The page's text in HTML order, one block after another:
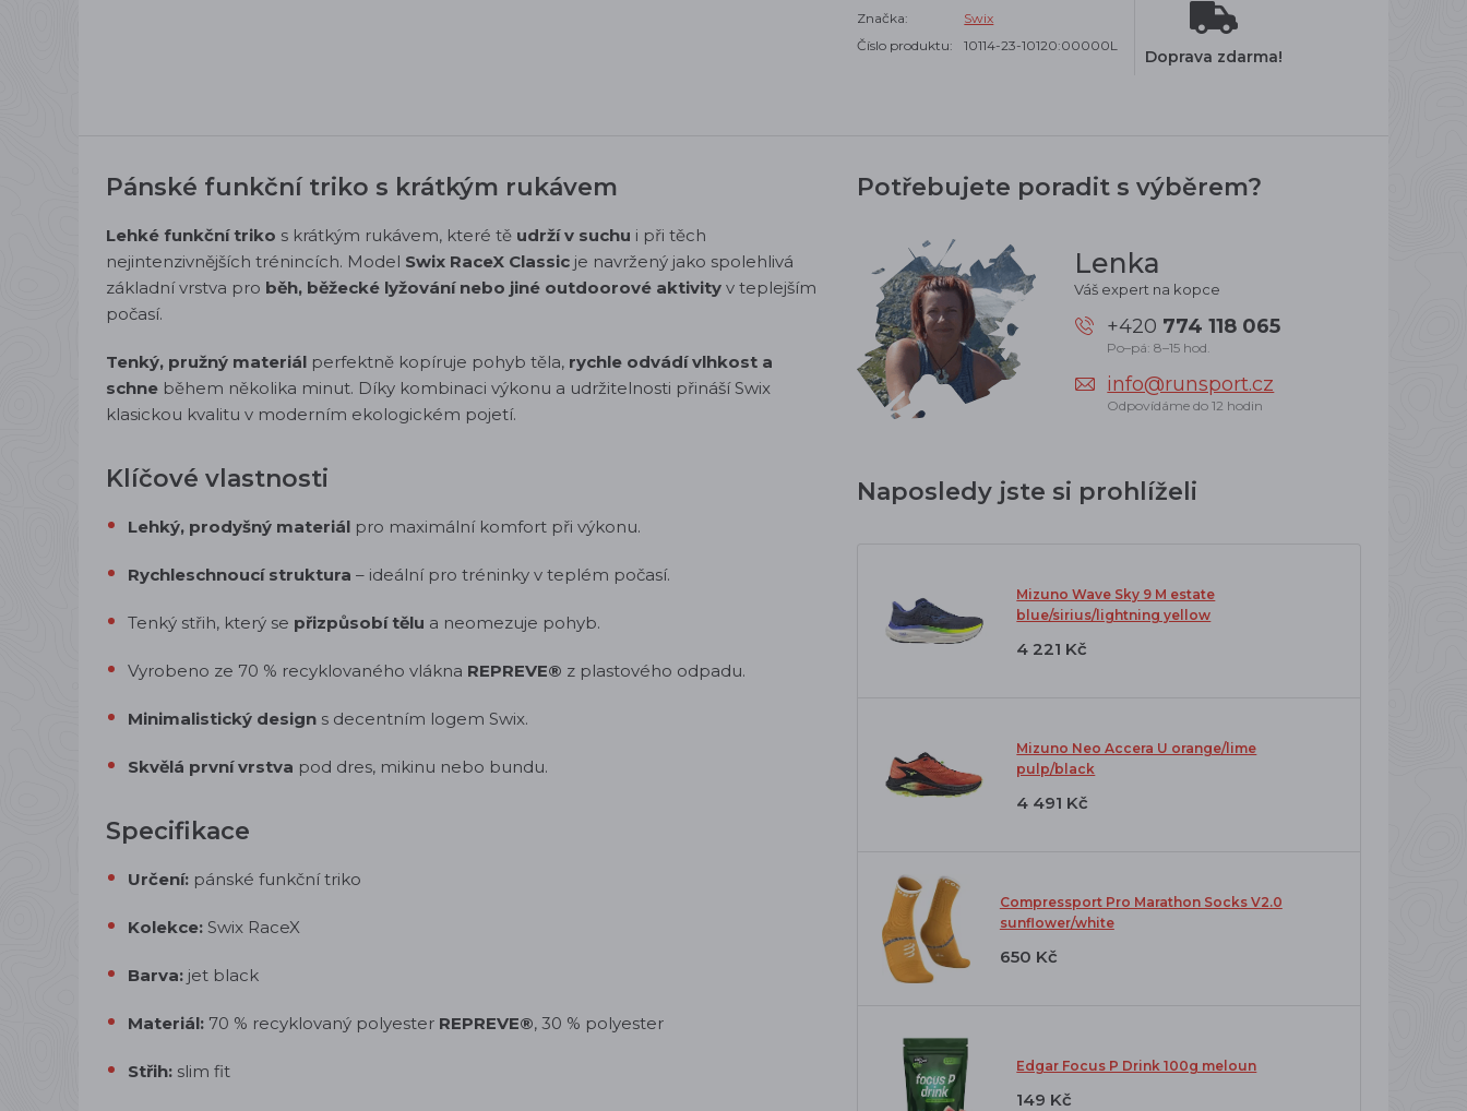
Značka:
Swix
Číslo produktu:
10114-23-10120:00000L
Doprava zdarma!
Pánské funkční triko s krátkým rukávem
Lehké funkční triko s krátkým rukávem, které tě udrží v suchu i při těch
nejintenzivnějších trénincích. Model Swix RaceX Classic je navržený jako spolehlivá
základní vrstva pro běh, běžecké lyžování nebo jiné outdoorové aktivity v teplejším
počasí.
Tenký, pružný materiál perfektně kopíruje pohyb těla, rychle odvádí vlhkost a
schne během několika minut. Díky kombinaci výkonu a udržitelnosti přináší Swix
klasickou kvalitu v moderním ekologickém pojetí.
Klíčové vlastnosti
Lehký, prodyšný materiál pro maximální komfort při výkonu.
Rychleschnoucí struktura – ideální pro tréninky v teplém počasí.
Tenký střih, který se přizpůsobí tělu a neomezuje pohyb.
Vyrobeno ze 70 % recyklovaného vlákna REPREVE® z plastového odpadu.
Minimalistický design s decentním logem Swix.
Skvělá první vrstva pod dres, mikinu nebo bundu.
Specifikace
Určení: pánské funkční triko
Kolekce: Swix RaceX
Barva: jet black
Materiál: 70 % recyklovaný polyester REPREVE®, 30 % polyester
Střih: slim fit
Potřebujete poradit s výběrem?
Lenka
Váš expert na kopce
+420 774 118 065
Po–pá: 8–15 hod.
info@runsport.cz
Odpovídáme do 12 hodin
Naposledy jste si prohlíželi
Mizuno Wave Sky 9 M estate
blue/sirius/lightning yellow
4 221 Kč
Mizuno Neo Accera U orange/lime
pulp/black
4 491 Kč
Compressport Pro Marathon Socks V2.0
sunflower/white
650 Kč
Edgar Focus P Drink 100g meloun
149 Kč